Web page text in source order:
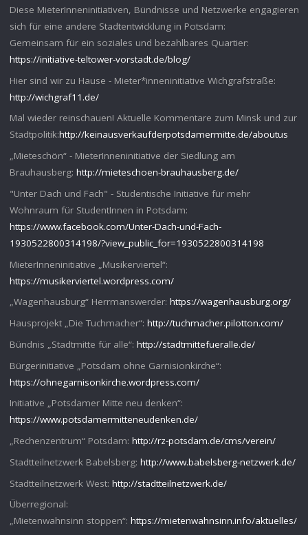
Diese MieterInneninitiativen, Bündnisse und Netzwerke engagieren
sich für eine andere Stadtentwicklung in Potsdam:
Gemeinsam für ein soziales und bezahlbares Quartier:
https://initiative-teltower-vorstadt.de/blog/
Hier sind wir zu Hause - Mieter*inneninitiative Wichgrafstraße:
http://wichgraf11.de/
Mal wieder reinschauen! Aktuelle Kommentare zum Minsk und zur
Stadtpolitik:http://keinausverkaufderpotsdamermitte.de/aboutus
„Mieteschön“ - MieterInneninitiative der Siedlung am
Brauhausberg: http://mieteschoen-brauhausberg.de/
"Unter Dach und Fach" - Studentische Initiative für mehr
Wohnraum für StudentInnen in Potsdam:
https://www.facebook.com/Unter-Dach-und-Fach-
1930522800314198/?view_public_for=1930522800314198
MieterInneninitiative „Musikerviertel“:
https://musikerviertel.wordpress.com/
„Wagenhausburg“ Herrmanswerder: https://wagenhausburg.org/
Hausprojekt „Die Tuchmacher“: http://tuchmacher.pilotton.com/
Bündnis „Stadtmitte für alle“: http://stadtmittefueralle.de/
Bürgerinitiative „Potsdam ohne Garnisionkirche“:
https://ohnegarnisonkirche.wordpress.com/
Initiative „Potsdamer Mitte neu denken“:
https://www.potsdamermitteneudenken.de/
„Rechenzentrum“ Potsdam: http://rz-potsdam.de/cms/verein/
Stadtteilnetzwerk Babelsberg: http://www.babelsberg-netzwerk.de/
Stadtteilnetzwerk West: http://stadtteilnetzwerk.de/
Überregional:
„Mietenwahnsinn stoppen“: https://mietenwahnsinn.info/aktuelles/